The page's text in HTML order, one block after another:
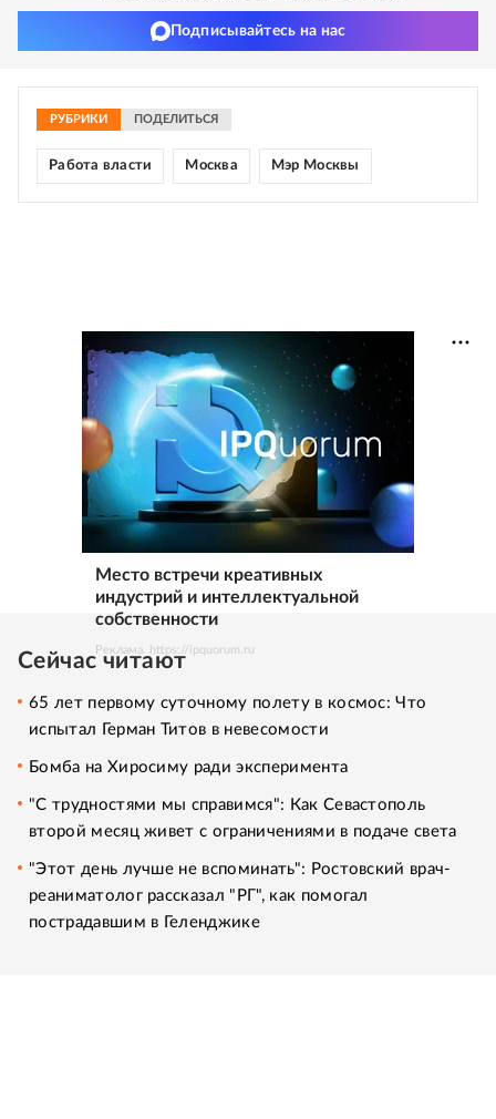
Подписывайтесь на нас
РУБРИКИ ПОДЕЛИТЬСЯ
Работа власти Москва Мэр Москвы
Место встречи креативных
индустрий и интеллектуальной
собственности
Реклама. https://ipquorum.ru
Сейчас читают
65 лет первому суточному полету в космос: Что
испытал Герман Титов в невесомости
Бомба на Хиросиму ради эксперимента
"С трудностями мы справимся": Как Севастополь
второй месяц живет с ограничениями в подаче света
"Этот день лучше не вспоминать": Ростовский врач-
реаниматолог рассказал "РГ", как помогал
пострадавшим в Геленджике